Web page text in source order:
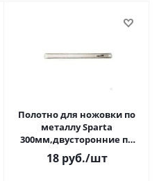
Полотно для ножовки по
металлу Sparta
300мм,двусторонние по
шт
18руб./шт